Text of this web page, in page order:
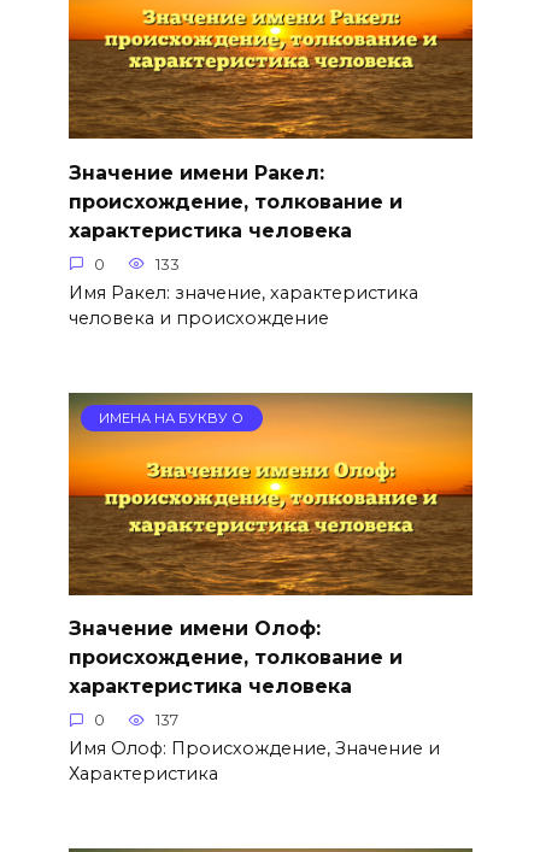
Значение имени Ракел:
происхождение, толкование и
характеристика человека
0 133
Имя Ракел: значение, характеристика
человека и происхождение
ИМЕНА НА БУКВУ О
Значение имени Олоф:
происхождение, толкование и
характеристика человека
0 137
Имя Олоф: Происхождение, Значение и
Характеристика